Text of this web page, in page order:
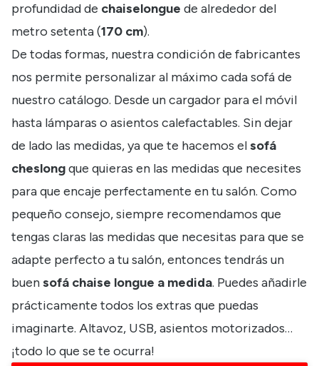
profundidad de chaiselongue de alrededor del
metro setenta (170 cm).
De todas formas, nuestra condición de fabricantes
nos permite personalizar al máximo cada sofá de
nuestro catálogo. Desde un cargador para el móvil
hasta lámparas o asientos calefactables. Sin dejar
de lado las medidas, ya que te hacemos elsofá
cheslongque quieras en las medidas que necesites
para que encaje perfectamente en tu salón. Como
pequeño consejo, siempre recomendamos que
tengas claras las medidas que necesitas para que se
adapte perfecto a tu salón, entonces tendrás un
buensofá chaise longue a medida. Puedes añadirle
prácticamente todos los extras que puedas
imaginarte. Altavoz, USB, asientos motorizados…
¡todo lo que se te ocurra!